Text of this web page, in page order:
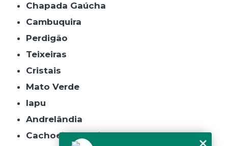
Chapada Gaúcha
Cambuquira
Perdigão
Teixeiras
Cristais
Mato Verde
Iapu
Andrelândia
Cachoeira de Minas